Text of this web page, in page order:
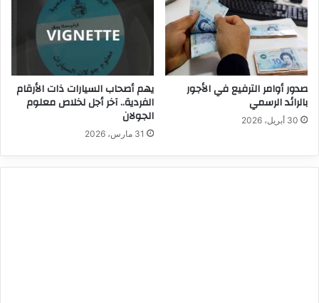
صدور أوامر الترفيع في الأجور
بالرائد الرسمي
30 أبريل، 2026
يهم أصحاب السيارات ذات الأرقام
الفردية.. آخر أجل لخلاص معلوم
الجولان
31 مارس، 2026